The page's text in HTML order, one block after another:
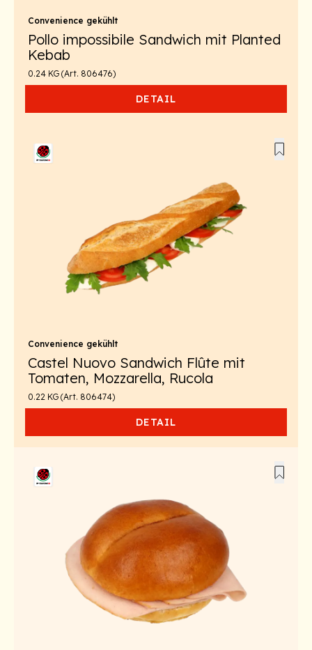
Convenience gekühlt
Pollo impossibile Sandwich mit Planted
Kebab
0.24 KG (Art. 806476)
DETAIL
Convenience gekühlt
Castel Nuovo Sandwich Flûte mit
Tomaten, Mozzarella, Rucola
0.22 KG (Art. 806474)
DETAIL